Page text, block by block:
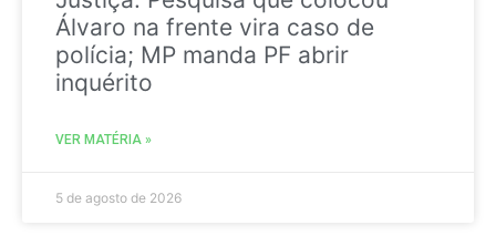
Álvaro na frente vira caso de
polícia; MP manda PF abrir
inquérito
VER MATÉRIA »
5 de agosto de 2026